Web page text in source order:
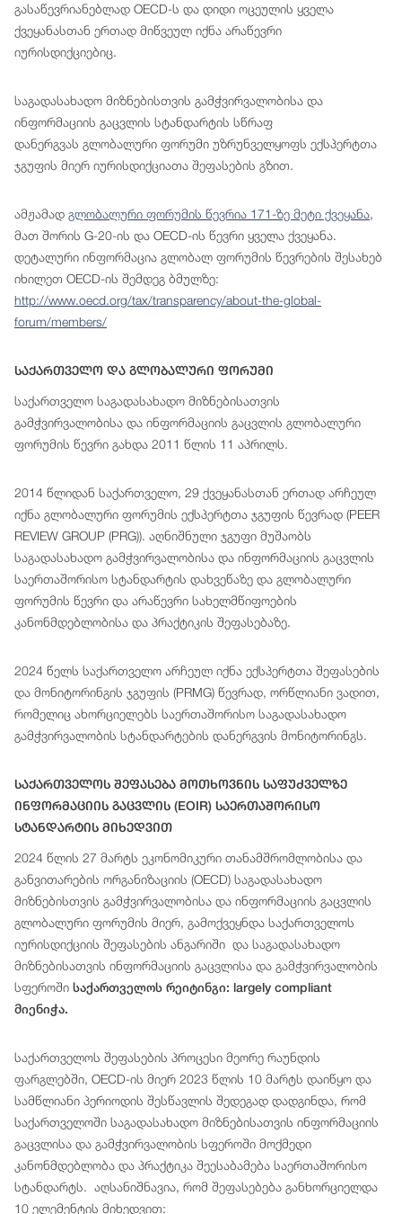
გასაწევრიანებლად OECD-ს და დიდი ოცეულის ყველა
ქვეყანასთან ერთად მიწვეულ იქნა არაწევრი
იურისდიქციებიც.
საგადასახადო მიზნებისთვის გამჭვირვალობისა და
ინფორმაციის გაცვლის სტანდარტის სწრაფ
დანერგვას გლობალური ფორუმი უზრუნველყოფს ექსპერტთა
ჯგუფის მიერ იურისდიქციათა შეფასების გზით.
ამჟამად გლობალური ფორუმის წევრია 171-ზე მეტი ქვეყანა,
მათ შორის G-20-ის და OECD-ის წევრი ყველა ქვეყანა.
დეტალური ინფორმაცია გლობალ ფორუმის წევრების შესახებ
იხილეთ OECD-ის შემდეგ ბმულზე:
http://www.oecd.org/tax/transparency/about-the-global-
forum/members/
Საქართველო Და Გლობალური Ფორუმი
საქართველო საგადასახადო მიზნებისათვის
გამჭვირვალობისა და ინფორმაციის გაცვლის გლობალური
ფორუმის წევრი გახდა 2011 წლის 11 აპრილს.
2014 წლიდან საქართველო, 29 ქვეყანასთან ერთად არჩეულ
იქნა გლობალური ფორუმის ექსპერტთა ჯგუფის წევრად (PEER
REVIEW GROUP (PRG)). აღნიშნული ჯგუფი მუშაობს
საგადასახადო გამჭვირვალობისა და ინფორმაციის გაცვლის
საერთაშორისო სტანდარტის დახვეწაზე და გლობალური
ფორუმის წევრი და არაწევრი სახელმწიფოების
კანონმდებლობისა და პრაქტიკის შეფასებაზე.
2024 წელს საქართველო არჩეულ იქნა ექსპერტთა შეფასების
და მონიტორინგის ჯგუფის (PRMG) წევრად, ორწლიანი ვადით,
რომელიც ახორციელებს საერთაშორისო საგადასახადო
გამჭვირვალობის სტანდარტების დანერგვის მონიტორინგს.
Საქართველოს Შეფასება Მოთხოვნის Საფუძველზე
Ინფორმაციის Გაცვლის (EOIR) Საერთაშორისო
Სტანდარტის Მიხედვით
2024 წლის 27 მარტს ეკონომიკური თანამშრომლობისა და
განვითარების ორგანიზაციის (OECD) საგადასახადო
მიზნებისთვის გამჭვირვალობისა და ინფორმაციის გაცვლის
გლობალური ფორუმის მიერ, გამოქვეყნდა საქართველოს
იურისდიქციის შეფასების ანგარიში და საგადასახადო
მიზნებისათვის ინფორმაციის გაცვლისა და გამჭვირვალობის
სფეროში საქართველოს რეიტინგი: largely compliant
მიენიჭა.
საქართველოს შეფასების პროცესი მეორე რაუნდის
ფარგლებში, OECD-ის მიერ 2023 წლის 10 მარტს დაიწყო და
სამწლიანი პერიოდის შესწავლის შედეგად დადგინდა, რომ
საქართველოში საგადასახადო მიზნებისათვის ინფორმაციის
გაცვლისა და გამჭვირვალობის სფეროში მოქმედი
კანონმდებლობა და პრაქტიკა შეესაბამება საერთაშორისო
სტანდარტს. აღსანიშნავია, რომ შეფასებება განხორციელდა
10 ელემენტის მიხედვით: